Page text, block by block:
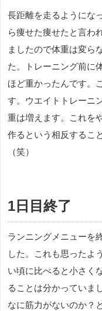
長距離を走るようにな
ら痩せた痩せたと言わ
ましたので体重は変ら
た。トレーニング前に
ほど重かったんです。
す。ウエイトトレーニ
重は増えます。これを
作るという相反するこ
（笑）
1日目終了
ランニングメニューを
した。これも思ったよ
い頃に比べると小さく
ることは分かっていま
なに筋力がないのか？